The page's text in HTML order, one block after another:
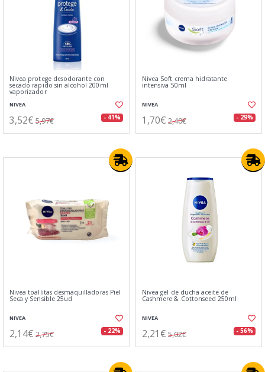
Nivea protege desodorante con
secado rapido sin alcohol 200ml
vaporizador
NIVEA
3,52€ 5,97€ - 41%
Nivea Soft crema hidratante
intensiva 50ml
NIVEA
1,70€ 2,40€ - 29%
Nivea toallitas desmaquilladoras Piel
Seca y Sensible 25ud
NIVEA
2,14€ 2,75€ - 22%
Nivea gel de ducha aceite de
Cashmere & Cottonseed 250ml
NIVEA
2,21€ 5,02€ - 56%